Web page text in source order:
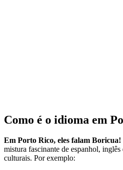
Como é o idioma em
Em Porto Rico, eles falam Boricua!
mistura fascinante de espanhol,
culturais. Por exemplo: